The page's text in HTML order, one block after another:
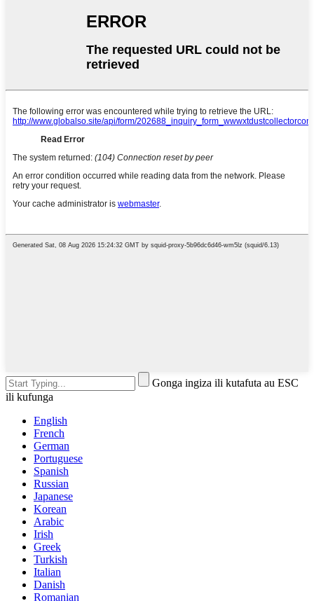
Gonga ingiza ili kutafuta au ESC
ili kufunga
English
French
German
Portuguese
Spanish
Russian
Japanese
Korean
Arabic
Irish
Greek
Turkish
Italian
Danish
Romanian